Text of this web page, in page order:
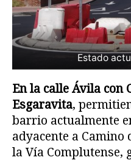
Estado
En la calle Ávila con
Esgaravita,
barrio actualmente
adyacente a Camino
la Vía Complutense,